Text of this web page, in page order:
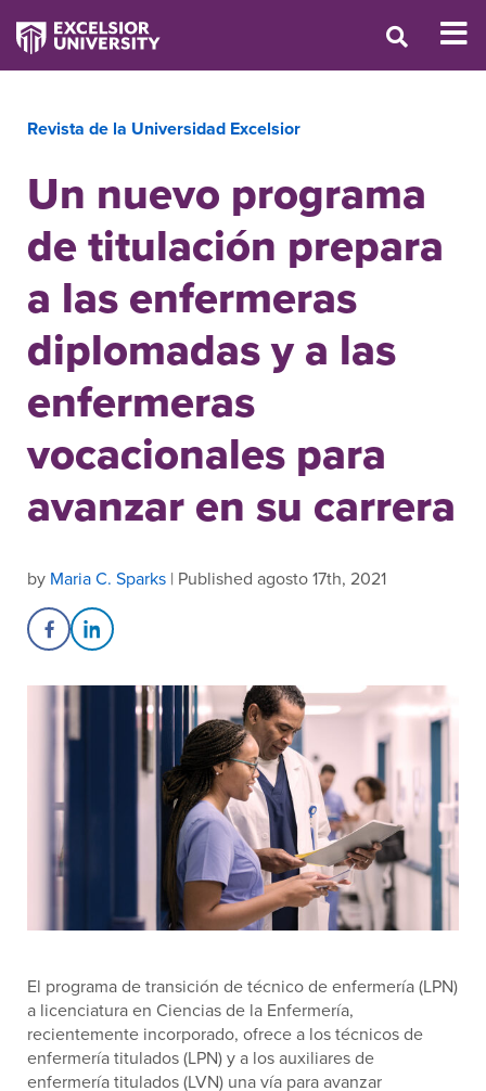
Revista de la Universidad Excelsior
Un nuevo programa
de titulación prepara
a las enfermeras
diplomadas y a las
enfermeras
vocacionales para
avanzar en su carrera
by Maria C. Sparks | Published agosto 17th, 2021
Share on Facebook
Share on LinkedIn
El programa de transición de técnico de enfermería (LPN)
a licenciatura en Ciencias de la Enfermería,
recientemente incorporado, ofrece a los técnicos de
enfermería titulados (LPN) y a los auxiliares de
enfermería titulados (LVN) una vía para avanzar